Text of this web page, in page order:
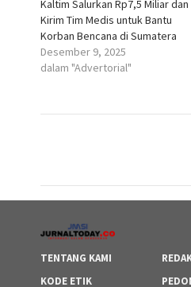
Kaltim Salurkan Rp7,5 Miliar dan
Kirim Tim Medis untuk Bantu
Korban Bencana di Sumatera
Desember 9, 2025
dalam "Advertorial"
TENTANG KAMI
KODE ETIK